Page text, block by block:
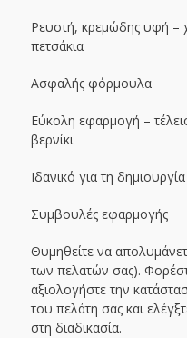
Ρευστή, κρεμώδης υφή –
πετσάκια
Ασφαλής φόρμουλα
Εύκολη εφαρμογή –
βερνίκι
Ιδανικό για τη
Συμβουλές εφαρμογής
Θυμηθείτε να
των πελατών σας).
αξιολογήστε την
του πελάτη σας και
στη διαδικασία.